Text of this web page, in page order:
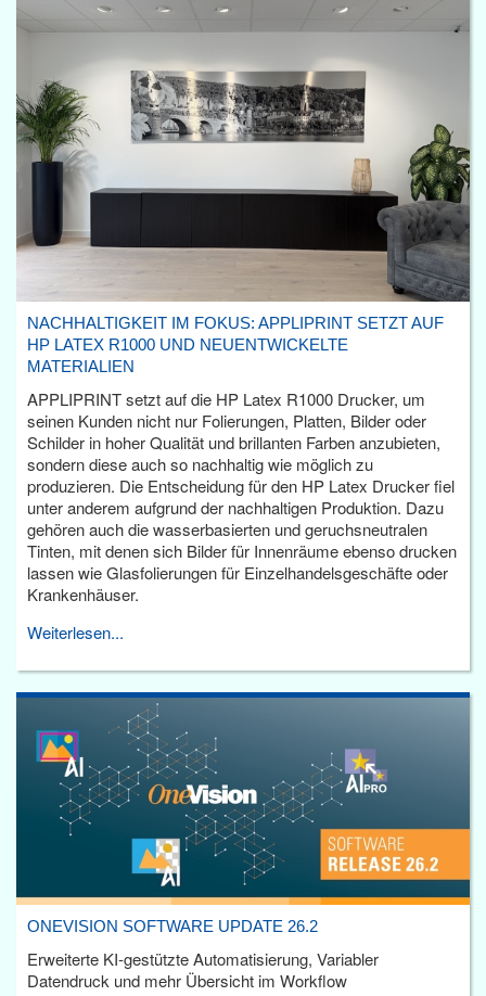
NACHHALTIGKEIT IM FOKUS: APPLIPRINT SETZT AUF
HP LATEX R1000 UND NEUENTWICKELTE
MATERIALIEN
APPLIPRINT setzt auf die HP Latex R1000 Drucker, um
seinen Kunden nicht nur Folierungen, Platten, Bilder oder
Schilder in hoher Qualität und brillanten Farben anzubieten,
sondern diese auch so nachhaltig wie möglich zu
produzieren. Die Entscheidung für den HP Latex Drucker fiel
unter anderem aufgrund der nachhaltigen Produktion. Dazu
gehören auch die wasserbasierten und geruchsneutralen
Tinten, mit denen sich Bilder für Innenräume ebenso drucken
lassen wie Glasfolierungen für Einzelhandelsgeschäfte oder
Krankenhäuser.
Weiterlesen...
ONEVISION SOFTWARE UPDATE 26.2
Erweiterte KI-gestützte Automatisierung, Variabler
Datendruck und mehr Übersicht im Workflow